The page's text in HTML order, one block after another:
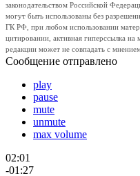
законодательством Российской
могут быть использованы без
ГК РФ, при любом использовании
цитировании, активная гиперссылка на
редакции может не совпадать с
Сообщение отправлено
play
pause
mute
unmute
max volume
02:01
-01:27